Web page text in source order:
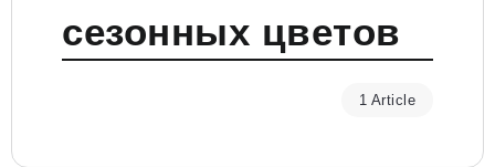
сезонных цветов
1 Article